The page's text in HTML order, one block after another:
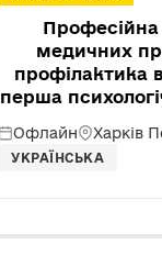
Професійна
медичних
профілактика
перша
Офлайн Харків
УКРАЇНСЬКА